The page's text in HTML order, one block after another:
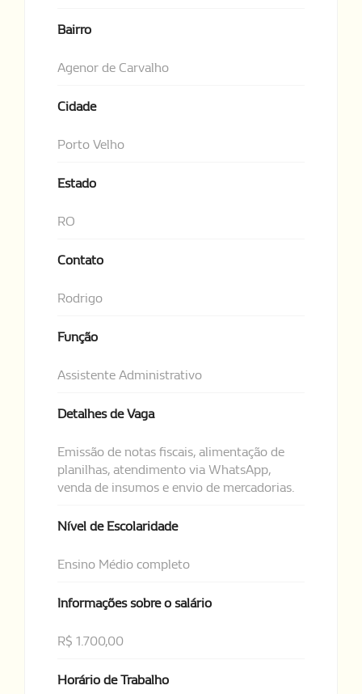
Bairro
Agenor de Carvalho
Cidade
Porto Velho
Estado
RO
Contato
Rodrigo
Função
Assistente Administrativo
Detalhes de Vaga
Emissão de notas fiscais, alimentação de
planilhas, atendimento via WhatsApp,
venda de insumos e envio de mercadorias.
Nível de Escolaridade
Ensino Médio completo
Informações sobre o salário
R$ 1.700,00
Horário de Trabalho